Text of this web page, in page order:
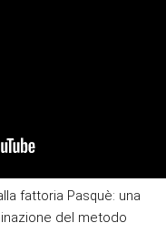
fattoria Pasquè: una
del metodo